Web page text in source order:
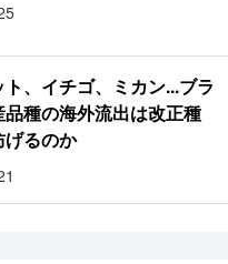
、イチゴ、ミカン...ブラ
品種の海外流出は改正種
るのか